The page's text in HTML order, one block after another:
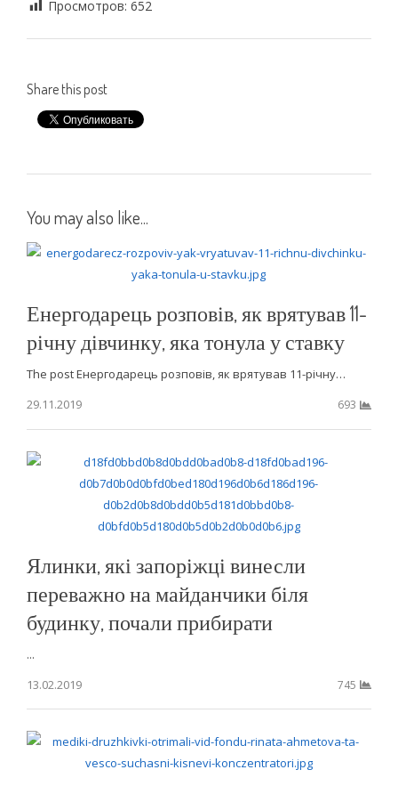
Просмотров: 652
Share this post
You may also like...
Енергодарець розповів, як врятував 11-
річну дівчинку, яка тонула у ставку
The post Енергодарець розповів, як врятував 11-річну…
29.11.2019
693
Ялинки, які запоріжці винесли
переважно на майданчики біля
будинку, почали прибирати
...
13.02.2019
745